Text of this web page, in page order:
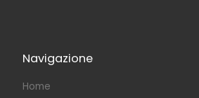
Navigazione
Home